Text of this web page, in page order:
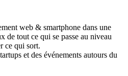
web & smartphone dans une
de tout ce qui se passe au niveau
ce qui sort.
et des événements autours du